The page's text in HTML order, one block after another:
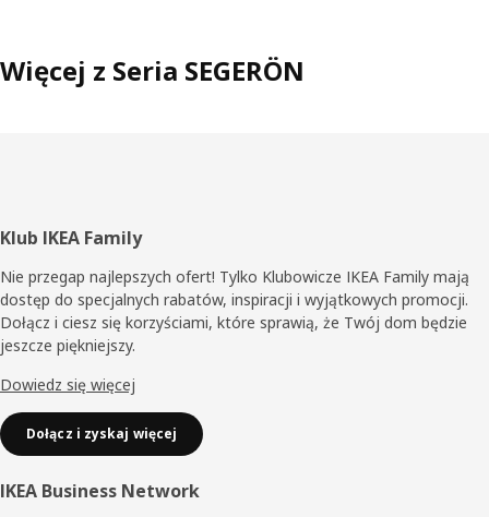
Więcej z Seria SEGERÖN
Stopka
Klub IKEA Family
Nie przegap najlepszych ofert! Tylko Klubowicze IKEA Family mają
dostęp do specjalnych rabatów, inspiracji i wyjątkowych promocji.
Dołącz i ciesz się korzyściami, które sprawią, że Twój dom będzie
jeszcze piękniejszy.
Dowiedz się więcej
Dołącz i zyskaj więcej
IKEA Business Network